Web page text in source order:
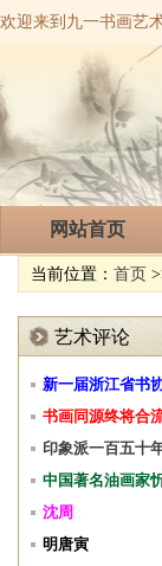
欢迎来到九一书画艺
网站首页
当前位置： 首页
艺术评论
新一届浙江省书
书画同源终将合
印象派一百五十
中国著名油画家
沈周
明唐寅